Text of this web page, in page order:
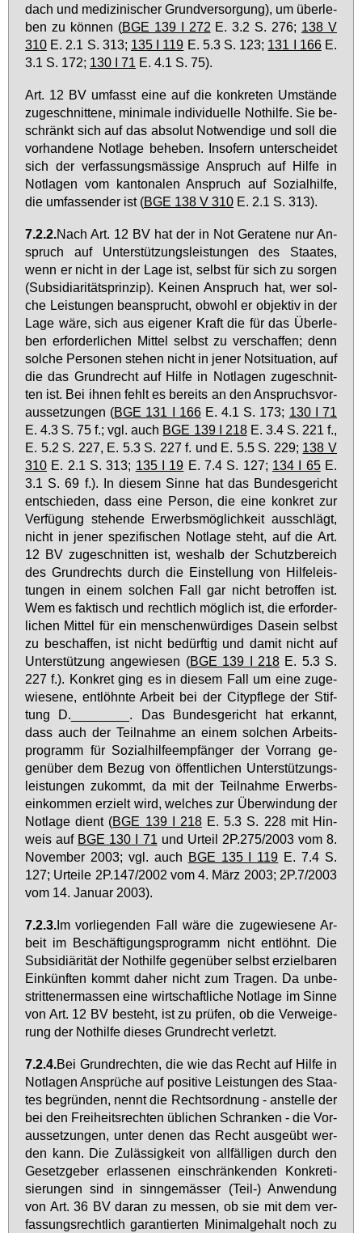
dach und me­di­zi­ni­scher Grund­ver­sor­gung), um über­le­
ben zu kön­nen (BGE 139 I 272 E. 3.2 S. 276; 138 V
310E. 2.1 S. 313; 135 I 119 E. 5.3 S. 123; 131 I 166E.
3.1 S. 172; 130 I 71 E. 4.1 S. 75).
Art. 12 BV um­fasst ei­ne auf die kon­kre­ten Um­stän­de
zu­ge­schnit­te­ne, mi­ni­ma­le in­di­vi­du­el­le Not­hil­fe. Sie be­
schränkt sich auf das ab­so­lut Not­wen­di­ge und soll die
vor­han­de­ne Not­la­ge be­he­ben. In­so­fern un­ter­schei­det
sich der ver­fas­sungs­mäs­si­ge An­spruch auf Hil­fe in
Not­la­gen vom kan­to­na­len An­spruch auf So­zi­al­hil­fe,
die um­fas­sen­der ist (BGE 138 V 310E. 2.1 S. 313).
7.2.2.Nach Art. 12 BV hat der in Not Ge­ra­te­ne nur An­
spruch auf Un­ter­stüt­zungs­leis­tun­gen des Staa­tes,
wenn er nicht in der La­ge ist, selbst für sich zu sor­gen
(Sub­si­dia­ri­täts­prin­zip). Kei­nen An­spruch hat, wer sol­
che Leis­tun­gen be­an­sprucht, ob­wohl er ob­jek­tiv in der
La­ge wä­re, sich aus ei­ge­ner Kraft die für das Über­le­
ben er­for­der­li­chen Mit­tel selbst zu ver­schaf­fen; denn
sol­che Per­so­nen ste­hen nicht in je­ner Not­si­tua­ti­on, auf
die das Grund­recht auf Hil­fe in Not­la­gen zu­ge­schnit­
ten ist. Bei ih­nen fehlt es be­reits an den An­spruchs­vor­
aus­set­zun­gen (BGE 131 I 166E. 4.1 S. 173; 130 I 71
E. 4.3 S. 75 f.; vgl. auch BGE 139 I 218E. 3.4 S. 221 f.,
E. 5.2 S. 227, E. 5.3 S. 227 f. und E. 5.5 S. 229; 138 V
310E. 2.1 S. 313; 135 I 19 E. 7.4 S. 127; 134 I 65E.
3.1 S. 69 f.). In die­sem Sin­ne hat das Bun­des­ge­richt
ent­schie­den, dass ei­ne Per­son, die ei­ne kon­kret zur
Ver­fü­gung ste­hen­de Er­werbs­mög­lich­keit aus­schlägt,
nicht in je­ner spe­zi­fi­schen Not­la­ge steht, auf die Art.
12 BV zu­ge­schnit­ten ist, wes­halb der Schutz­be­reich
des Grund­rechts durch die Ein­stel­lung von Hil­fe­leis­
tun­gen in ei­nem sol­chen Fall gar nicht be­trof­fen ist.
Wem es fak­tisch und recht­lich mög­lich ist, die er­for­der­
li­chen Mit­tel für ein men­schen­wür­di­ges Da­sein selbst
zu be­schaf­fen, ist nicht be­dürf­tig und da­mit nicht auf
Un­ter­stüt­zung an­ge­wie­sen (BGE 139 I 218E. 5.3 S.
227 f.). Kon­kret ging es in die­sem Fall um ei­ne zu­ge­
wie­se­ne, ent­löhn­te Ar­beit bei der Ci­typfle­ge der Stif­
tung D.________. Das Bun­des­ge­richt hat er­kannt,
dass auch der Teil­nah­me an ei­nem sol­chen Ar­beits­
pro­gramm für So­zi­al­hil­fe­emp­fän­ger der Vor­rang ge­
gen­über dem Be­zug von öf­fent­li­chen Un­ter­stüt­zungs­
leis­tun­gen zu­kommt, da mit der Teil­nah­me Er­werbs­
ein­kom­men er­zielt wird, wel­ches zur Über­win­dung der
Not­la­ge dient (BGE 139 I 218E. 5.3 S. 228 mit Hin­
weis auf BGE 130 I 71 und Ur­teil 2P.275/2003 vom 8.
No­vem­ber 2003; vgl. auch BGE 135 I 119 E. 7.4 S.
127; Ur­tei­le 2P.147/2002 vom 4. März 2003; 2P.7/2003
vom 14. Ja­nu­ar 2003).
7.2.3.Im vor­lie­gen­den Fall wä­re die zu­ge­wie­se­ne Ar­
beit im Be­schäf­ti­gungs­pro­gramm nicht ent­löhnt. Die
Sub­si­diä­ri­tät der Not­hil­fe ge­gen­über selbst er­ziel­ba­ren
Ein­künf­ten kommt da­her nicht zum Tra­gen. Da un­be­
strit­te­ner­mas­sen ei­ne wirt­schaft­li­che Not­la­ge im Sin­ne
von Art. 12 BV be­steht, ist zu prü­fen, ob die Ver­wei­ge­
rung der Not­hil­fe die­ses Grund­recht ver­letzt.
7.2.4.Bei Grund­rech­ten, die wie das Recht auf Hil­fe in
Not­la­gen An­sprü­che auf po­si­ti­ve Leis­tun­gen des Staa­
tes be­grün­den, nennt die Rechts­ord­nung - an­stel­le der
bei den Frei­heits­rech­ten üb­li­chen Schran­ken - die Vor­
aus­set­zun­gen, un­ter de­nen das Recht aus­ge­übt wer­
den kann. Die Zu­läs­sig­keit von all­fäl­li­gen durch den
Ge­setz­ge­ber er­las­se­nen ein­schrän­ken­den Kon­kre­ti­
sie­run­gen sind in sinn­ge­mäs­ser (Teil-) An­wen­dung
von Art. 36 BV dar­an zu mes­sen, ob sie mit dem ver­
fas­sungs­recht­lich ga­ran­tier­ten Mi­ni­mal­ge­halt noch zu